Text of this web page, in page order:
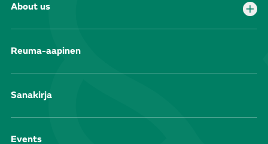
About us
Reuma-aapinen
Sanakirja
Events